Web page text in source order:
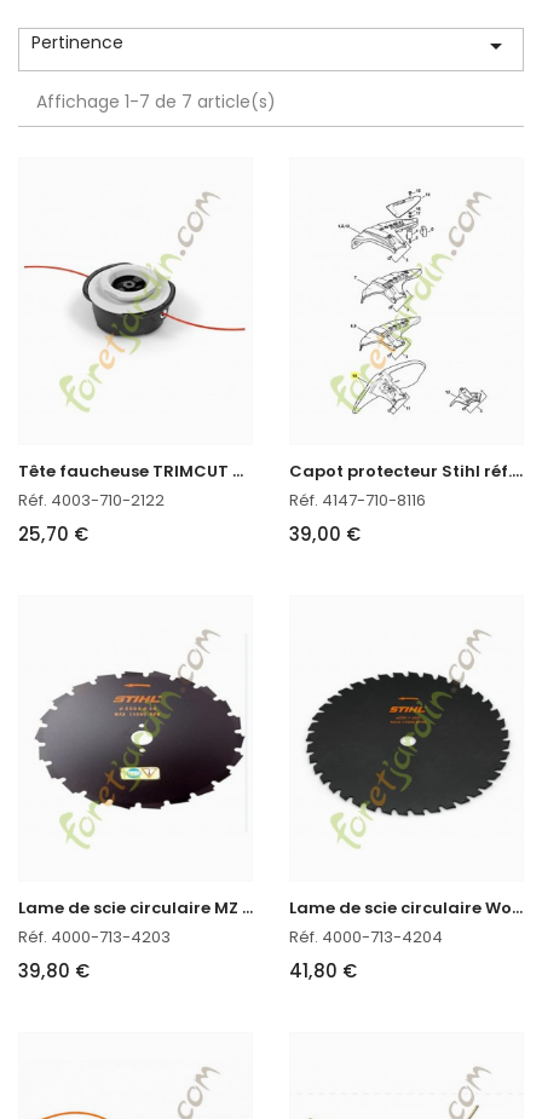
Pertinence 
Affichage 1-7 de 7 article(s)
T
ête faucheuse TRIMCUT C 42-2 Stihl réf. 4003-710-2122
Réf. 4003-710-2122
25,70 €
C
apot protecteur Stihl réf. 4147-710-8116
Réf. 4147-710-8116
39,00 €
L
ame de scie circulaire MZ 200mm-22 HP Stihl
Réf. 4000-713-4203
39,80 €
L
ame de scie circulaire WoodCut 250-26 Stihl
Réf. 4000-713-4204
41,80 €